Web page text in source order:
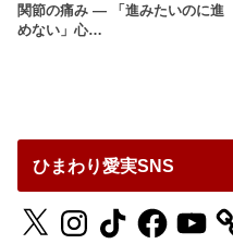
関節の痛み ― 「進みたいのに進
めない」心…
ひまわり愛実SNS
X InstagramTikTokFacebookYouTube